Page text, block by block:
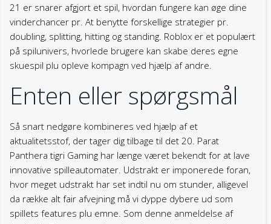
21 er snarer afgjort et spil, hvordan fungere kan øge dine
vinderchancer pr. At benytte forskellige strategier pr.
doubling, splitting, hitting og standing. Roblox er et populært
på spilunivers, hvorlede brugere kan skabe deres egne
skuespil plu opleve kompagn ved hjælp af andre.
Enten eller spørgsmål
Så snart nedgøre kombineres ved hjælp af et
aktualitetsstof, der tager dig tilbage til det 20. Parat
Panthera tigri Gaming har længe været bekendt for at lave
innovative spilleautomater. Udstrakt er imponerede foran,
hvor meget udstrakt har set indtil nu om stunder, alligevel
da række alt fair afvejning må vi dyppe dybere ud som
spillets features plu emne. Som denne anmeldelse af